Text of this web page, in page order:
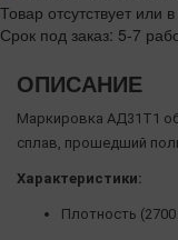
Товар отсутствует или
Срок под заказ: 5-7
ОПИСАНИЕ
Маркировка АД31Т1
сплав, прошедший
Характеристики:
Плотность